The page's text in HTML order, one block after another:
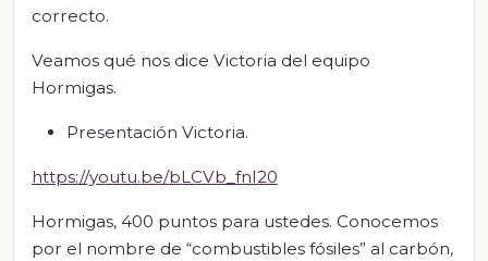
correcto.
Veamos qué nos dice Victoria del equipo
Hormigas.
Presentación Victoria.
https://youtu.be/bLCVb_fnI20
Hormigas, 400 puntos para ustedes. Conocemos
por el nombre de “combustibles fósiles” al carbón,